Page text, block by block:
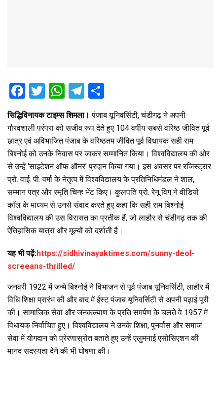
F
a
ce
b
o
o
k
T
tt
er
W
h
at
s
A
p
p
T
el
e
gr
a
m
ar
e
सिद्धिविनायक टाइम्स शिमला।पंजाब यूनिवर्सिटी, चंडीगढ़ ने अपनी
गौरवशाली परंपरा को सजीव रूप देते हुए 104 वर्षीय सबसे वरिष्ठ जीवित पूर्व
छात्र एवं अविभाजित पंजाब के वरिष्ठतम जीवित पूर्व विधायक सही राम
बिश्नोई को उनके निवास पर जाकर सम्मानित किया। विश्वविद्यालय की ओर
से उन्हें ‘साइटेशन ऑफ ऑनर’ प्रदान किया गया। इस अवसर पर रजिस्ट्रार
प्रो. वाई. पी. वर्मा के नेतृत्व में विश्वविद्यालय के प्रतिनिधिमंडल ने शाल,
सम्मान पत्र और स्मृति चिन्ह भेंट किए। कुलपति प्रो. रेनू विग ने वीडियो
कॉल के माध्यम से उनसे संवाद करते हुए कहा कि सही राम बिश्नोई
विश्वविद्यालय की उस विरासत का प्रतीक हैं, जो लाहौर से चंडीगढ़ तक की
ऐतिहासिक यात्रा और मूल्यों को दर्शाती है।
यह भी पढ़ें:https://sidhivinayaktimes.com/sunny-deol-
screeans-thrilled/
जनवरी 1922 में जन्मे बिश्नोई ने विभाजन से पूर्व पंजाब यूनिवर्सिटी, लाहौर में
विधि शिक्षा प्रारंभ की और बाद में ईस्ट पंजाब यूनिवर्सिटी से अपनी पढ़ाई पूरी
की। सामाजिक सेवा और जनकल्याण के प्रति समर्पण के चलते वे 1957 में
विधायक निर्वाचित हुए। विश्वविद्यालय ने उनके शिक्षा, पुनर्वास और समाज
सेवा में योगदान को प्रेरणास्रोत बताते हुए उन्हें एलुमनाई एसोसिएशन की
मानद सदस्यता देने की भी घोषणा की।